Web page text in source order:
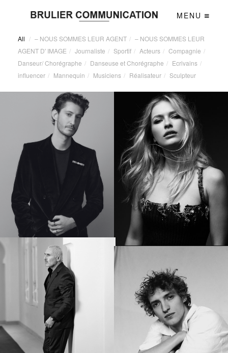
MENU
All / – NOUS SOMMES LEUR AGENT / – NOUS SOMMES LEUR
AGENT D' IMAGE / Journaliste / Sportif / Acteurs / Compagnie /
Danseur/ Chorégraphe / Danseuse et Chorégraphe / Ecrivains /
influencer / Mannequin / Musiciens / Réalisateur / Sculpteur